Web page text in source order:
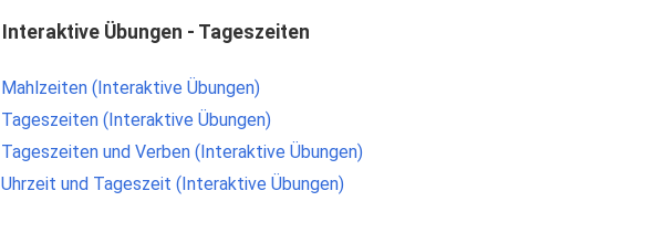
Interaktive Übungen - Tageszeiten
Mahlzeiten (Interaktive Übungen)
Tageszeiten (Interaktive Übungen)
Tageszeiten und Verben (Interaktive Übungen)
Uhrzeit und Tageszeit (Interaktive Übungen)